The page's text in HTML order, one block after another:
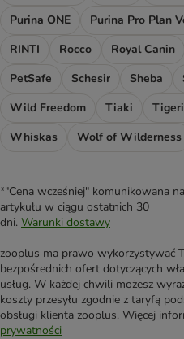
Purina ONE
RINTI
Rocco Royal Canin
PetSafe
Schesir Sheba
Wild Freedom
Tiaki
Whiskas
Wolf of Wilderness
*"Cena wcześniej" komunikowana
artykułu w ciągu ostatnich 30
dni. Warunki dostawy
zooplus ma prawo wykorzystywać
bezpośrednich ofert dotyczących
usług. W każdej chwili możesz
koszty przesyłu zgodnie z taryfą
obsługi klienta zooplus. Więcej
prywatności